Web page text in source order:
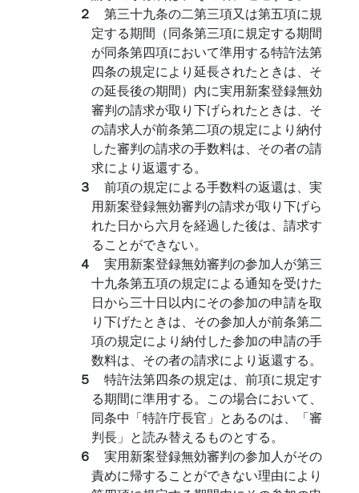
２ 第三十九条の二第三項又は第五項に規
定する期間（同条第三項に規定する期間
が同条第四項において準用する特許法第
四条の規定により延長されたときは、そ
の延長後の期間）内に実用新案登録無効
審判の請求が取り下げられたときは、そ
の請求人が前条第二項の規定により納付
した審判の請求の手数料は、その者の請
求により返還する。
３ 前項の規定による手数料の返還は、実
用新案登録無効審判の請求が取り下げら
れた日から六月を経過した後は、請求す
ることができない。
４ 実用新案登録無効審判の参加人が第三
十九条第五項の規定による通知を受けた
日から三十日以内にその参加の申請を取
り下げたときは、その参加人が前条第二
項の規定により納付した参加の申請の手
数料は、その者の請求により返還する。
５ 特許法第四条の規定は、前項に規定す
る期間に準用する。この場合において、
同条中「特許庁長官」とあるのは、「審
判長」と読み替えるものとする。
６ 実用新案登録無効審判の参加人がその
責めに帰することができない理由により